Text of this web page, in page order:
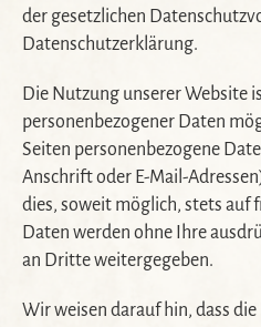
der gesetzlichen
Datenschutzerklärung.
Die Nutzung unserer Website
personenbezogener Daten
Seiten personenbezogene
Anschrift oder E-Mail-
dies, soweit möglich, stets auf
Daten werden ohne Ihre
an Dritte weitergegeben.
Wir weisen darauf hin, dass